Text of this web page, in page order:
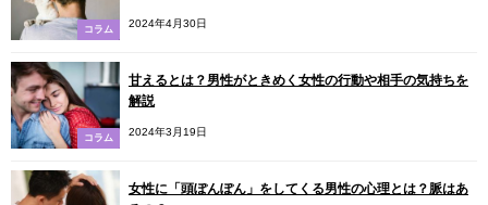
コラム
2024年4月30日
コラム
甘えるとは？男性がときめく女性の行動や相手の気持ちを
解説
2024年3月19日
女性に「頭ぽんぽん」をしてくる男性の心理とは？脈はあ